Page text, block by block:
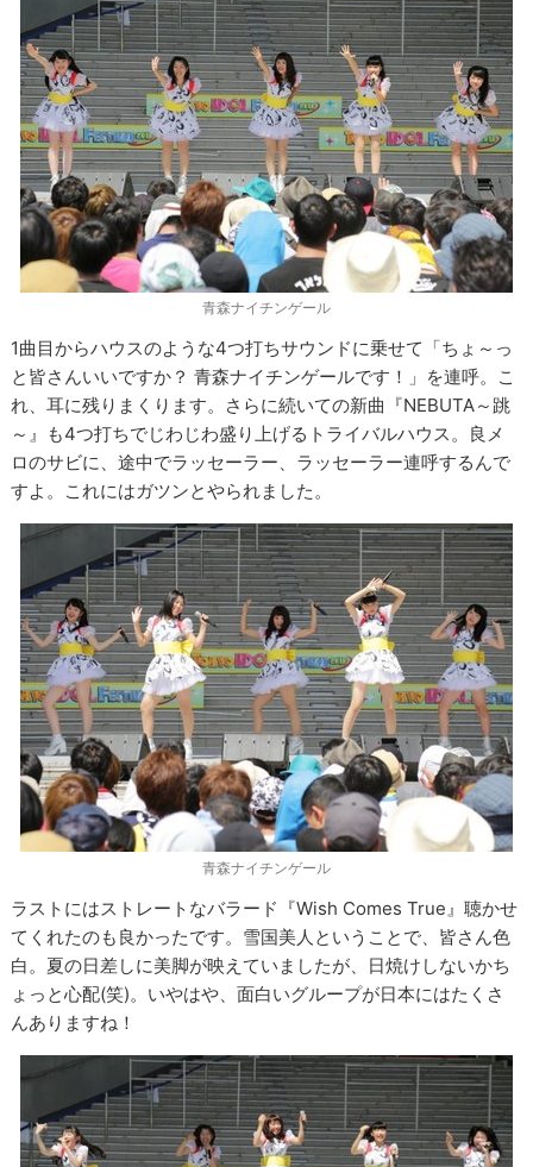
青森ナイチンゲール
1曲目からハウスのような4つ打ちサウンドに乗せて「ちょ～っ
と皆さんいいですか？ 青森ナイチンゲールです！」を連呼。こ
れ、耳に残りまくります。さらに続いての新曲『NEBUTA～跳
～』も4つ打ちでじわじわ盛り上げるトライバルハウス。良メ
ロのサビに、途中でラッセーラー、ラッセーラー連呼するんで
すよ。これにはガツンとやられました。
青森ナイチンゲール
ラストにはストレートなバラード『Wish Comes True』聴かせ
てくれたのも良かったです。雪国美人ということで、皆さん色
白。夏の日差しに美脚が映えていましたが、日焼けしないかち
ょっと心配(笑)。いやはや、面白いグループが日本にはたくさ
んありますね！